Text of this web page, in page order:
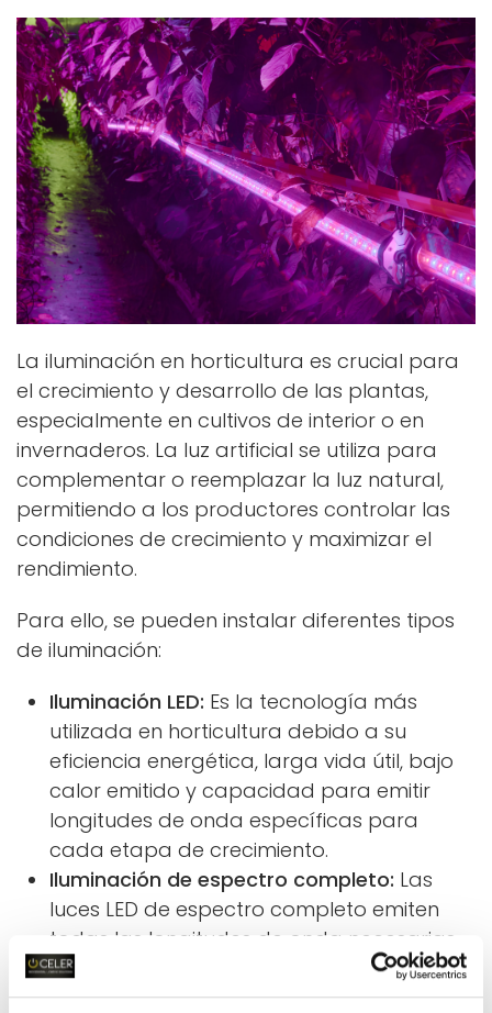
La iluminación en horticultura es crucial para
el crecimiento y desarrollo de las plantas,
especialmente en cultivos de interior o en
invernaderos. La luz artificial se utiliza para
complementar o reemplazar la luz natural,
permitiendo a los productores controlar las
condiciones de crecimiento y maximizar el
rendimiento.
Para ello, se pueden instalar diferentes tipos
de iluminación:
Iluminación LED: Es la tecnología más
utilizada en horticultura debido a su
eficiencia energética, larga vida útil, bajo
calor emitido y capacidad para emitir
longitudes de onda específicas para
cada etapa de crecimiento.
Iluminación de espectro completo: Las
luces LED de espectro completo emiten
todas las longitudes de onda necesarias
para el crecimiento y la floración,
simulando la luz solar.